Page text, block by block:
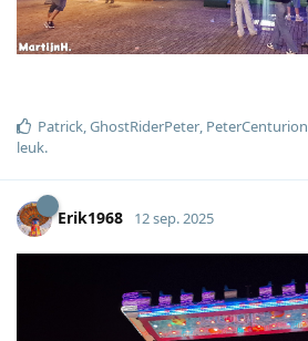
Patrick,GhostRiderPeter, PeterCenturion
leuk.
Erik1968 12 sep. 2025